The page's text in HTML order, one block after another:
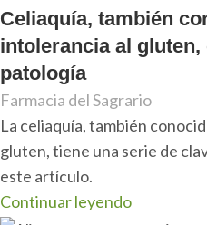
Celiaquía, también
intolerancia al gluten,
patología
Farmacia del Sagrario
La celiaquía, también
gluten, tiene una serie de
este artículo.
Continuar leyendo